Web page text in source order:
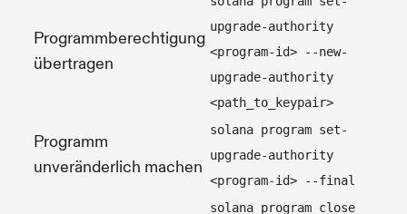
Programmberechtigung
übertragen
upgrade-authority
<program-id> --new-
upgrade-authority
<path_to_keypair>
Programm
unveränderlich machen
solana program set-
upgrade-authority
<program-id> --final
solana program close